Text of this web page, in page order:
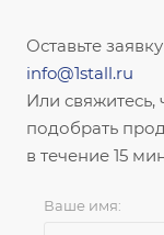
Оставьте
info@1stall.ru
Или
подобрать
в течение 15
Ваше имя: